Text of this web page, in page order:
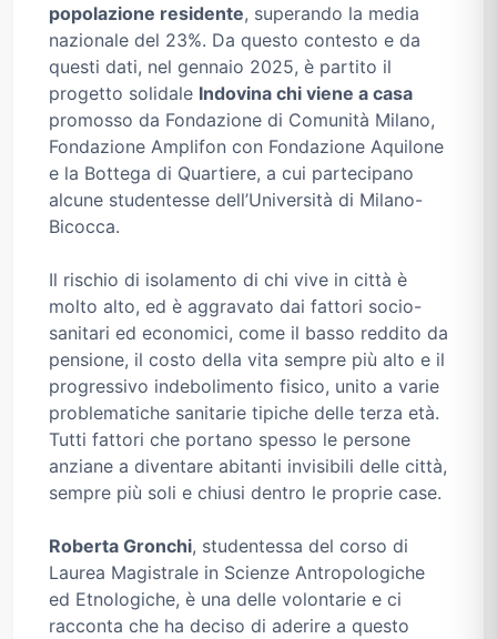
popolazione residente, superando la media
nazionale del 23%. Da questo contesto e da
questi dati, nel gennaio 2025, è partito il
progetto solidale Indovina chi viene a casa
promosso da Fondazione di Comunità Milano,
Fondazione Amplifon con Fondazione Aquilone
e la Bottega di Quartiere, a cui partecipano
alcune studentesse dell’Università di Milano-
Bicocca.
Il rischio di isolamento di chi vive in città è
molto alto, ed è aggravato dai fattori socio-
sanitari ed economici, come il basso reddito da
pensione, il costo della vita sempre più alto e il
progressivo indebolimento fisico, unito a varie
problematiche sanitarie tipiche delle terza età.
Tutti fattori che portano spesso le persone
anziane a diventare abitanti invisibili delle città,
sempre più soli e chiusi dentro le proprie case.
Roberta Gronchi, studentessa del corso di
Laurea Magistrale in Scienze Antropologiche
ed Etnologiche, è una delle volontarie e ci
racconta che ha deciso di aderire a questo